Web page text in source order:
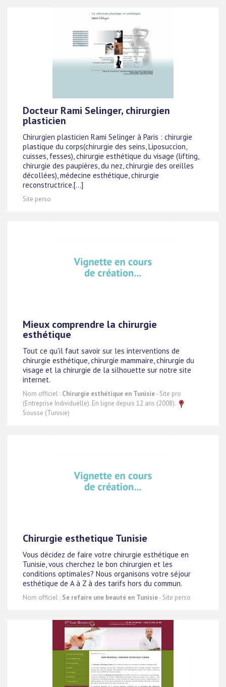
Docteur Rami Selinger, chirurgien
plasticien
Chirurgien plasticien Rami Selinger à Paris : chirurgie
plastique du corps(chirurgie des seins, Liposuccion,
cuisses, fesses), chirurgie esthétique du visage (lifting,
chirurgie des paupières, du nez, chirurgie des oreilles
décollées), médecine esthétique, chirurgie
reconstructrice.[...]
Site perso
Mieux comprendre la chirurgie
esthétique
Tout ce qu'il faut savoir sur les interventions de
chirurgie esthétique, chirurgie mammaire, chirurgie du
visage et la chirurgie de la silhouette sur notre site
internet.
Nom officiel : Chirurgie esthétique en Tunisie- Site pro
(Entreprise Individuelle). En ligne depuis 12 ans (2008).
Sousse (Tunisie)
Chirurgie esthetique Tunisie
Vous décidez de faire votre chirurgie esthétique en
Tunisie, vous cherchez le bon chirurgien et les
conditions optimales? Nous organisons votre séjour
esthétique de A à Z à des tarifs hors du commun.
Nom officiel : Se refaire une beauté en Tunisie- Site perso